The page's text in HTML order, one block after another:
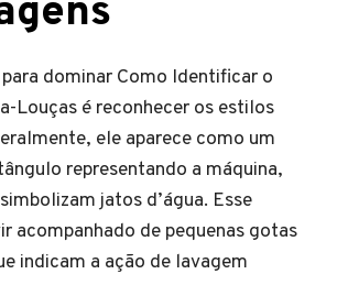
dominar Como Identificar o
Louças é reconhecer os estilos
ele aparece como um
representando a máquina,
jatos d’água. Esse
acompanhado de pequenas gotas
indicam a ação de lavagem